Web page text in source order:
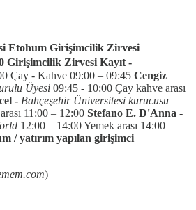
Etohum Girişimcilik Zirvesi
Girişimcilik Zirvesi Kayıt -
Çay - Kahve 09:00 – 09:45 Cengiz
Üyesi 09:45 - 10:00 Çay kahve arası
- Bahçeşehir Üniversitesi kurucusu
11:00 – 12:00 Stefano E. D'Anna -
12:00 – 14:00 Yemek arası 14:00 –
/ yatırım yapılan girişimci
)